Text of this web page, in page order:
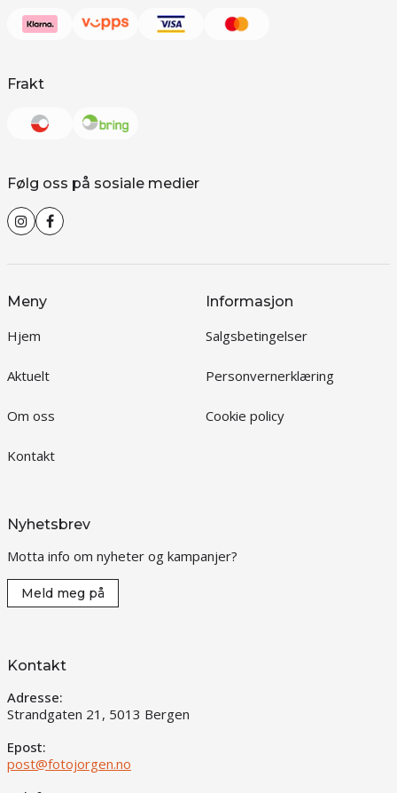
Frakt
Følg oss på sosiale medier
Meny
Hjem
Aktuelt
Om oss
Kontakt
Informasjon
Salgsbetingelser
Personvernerklæring
Cookie policy
Nyhetsbrev
Motta info om nyheter og kampanjer?
Meld meg på
Kontakt
Adresse:
Strandgaten 21, 5013 Bergen
Epost:
post@fotojorgen.no